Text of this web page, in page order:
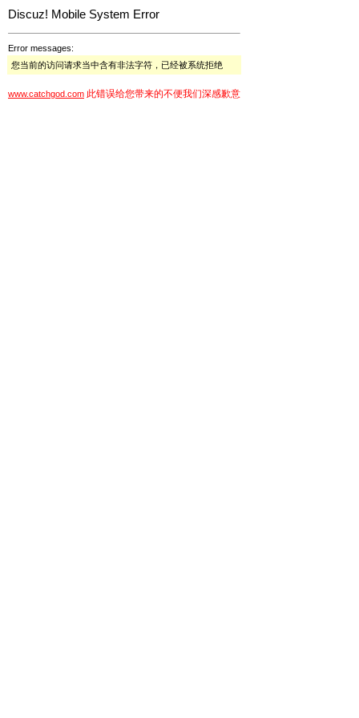
Discuz! Mobile System Error
Error messages:
您当前的访问请求当中含有非法字符，已经被系统拒绝
www.catchgod.com 此错误给您带来的不便我们深感歉意